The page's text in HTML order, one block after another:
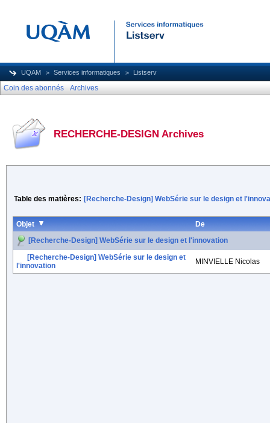
UQAM Services informatiques Listserv
Coin des abonnés Archives
RECHERCHE-DESIGN Archives
Table des matières: [Recherche-Design] WebSérie sur le design et
Objet
De
[Recherche-Design] WebSérie sur le design et l'innovation
[Recherche-Design] WebSérie sur le design et
l'innovation
MINVIELLE Nicolas